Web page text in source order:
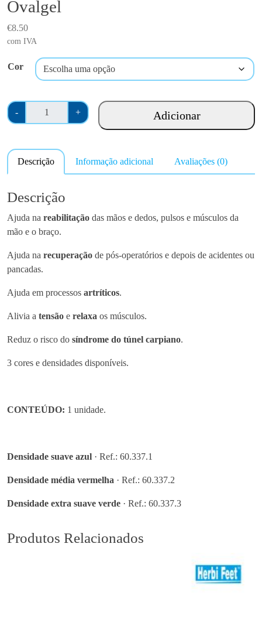
Ovalgel
€8.50
com IVA
Cor
-
Q
u
n
i
d
a
d
e
e
O
v
l
e
l
+ Adicionar
Descrição Informação adicional Avaliações (0)
Descrição
Ajuda na reabilitação das mãos e dedos, pulsos e músculos da
mão e o braço.
Ajuda na recuperação de pós-operatórios e depois de acidentes ou
pancadas.
Ajuda em processos artríticos.
Alivia a tensão e relaxa os músculos.
Reduz o risco do síndrome do túnel carpiano.
3 cores e densidades disponíveis.
CONTEÚDO: 1 unidade.
Densidade suave azul · Ref.: 60.337.1
Densidade média vermelha · Ref.: 60.337.2
Densidade extra suave verde · Ref.: 60.337.3
Produtos Relacionados